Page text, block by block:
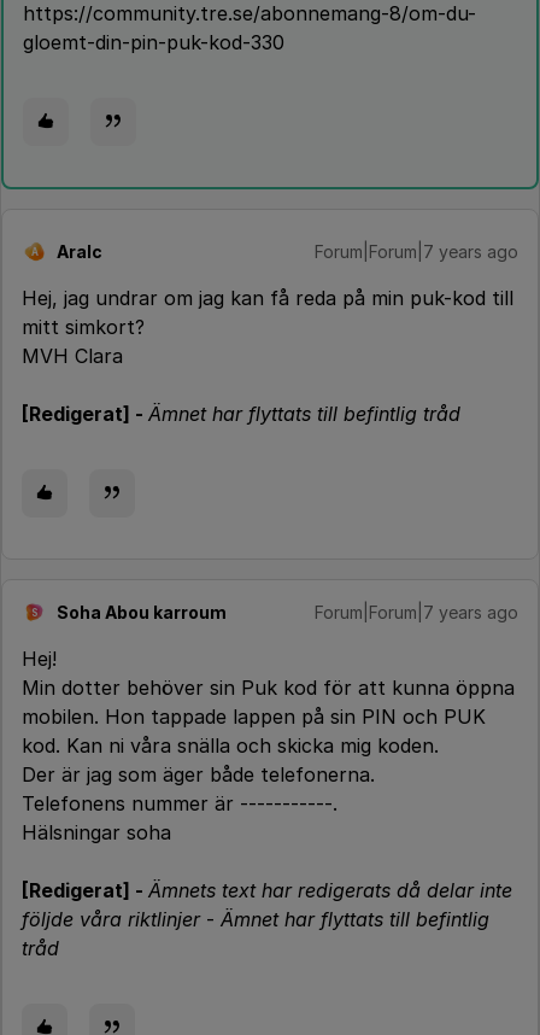
https://community.tre.se/abonnemang-8/om-du-
gloemt-din-pin-puk-kod-330
A Aralc Forum|Forum|7 years ago
Hej, jag undrar om jag kan få reda på min puk-kod till
mitt simkort?
MVH Clara
[Redigerat] - Ämnet har flyttats till befintlig tråd
S Soha Abou karroum Forum|Forum|7 years ago
Hej!
Min dotter behöver sin Puk kod för att kunna öppna
mobilen. Hon tappade lappen på sin PIN och PUK
kod. Kan ni våra snälla och skicka mig koden.
Der är jag som äger både telefonerna.
Telefonens nummer är -----------.
Hälsningar soha
[Redigerat] - Ämnets text har redigerats då delar inte
följde våra riktlinjer- Ämnet har flyttats till befintlig
tråd